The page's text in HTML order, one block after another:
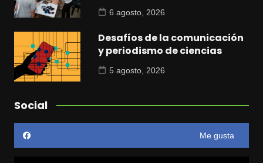
6 agosto, 2026
Desafíos de la comunicación
y periodismo de ciencias
5 agosto, 2026
Social
Me gusta